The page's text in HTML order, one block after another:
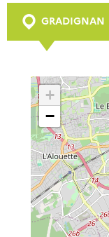
GRADIGNAN
+
−